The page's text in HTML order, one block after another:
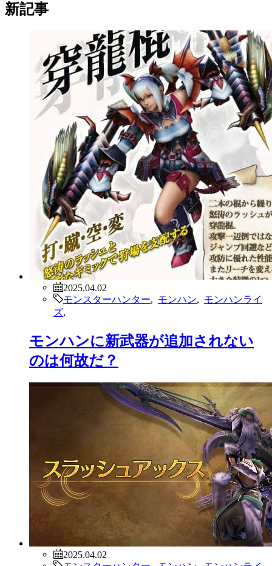
新記事
2025.04.02
モンスターハンター
モンハン
モンハンライ
ズ
モンハンに新武器が追加されない
のは何故だ？
2025.04.02